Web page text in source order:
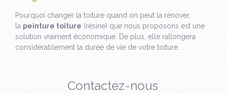
Pourquoi changer la toiture quand on peut la rénover,
la peinture toiture (résine) que nous proposons est une
solution vraiment économique. De plus, elle rallongera
considérablement la durée de vie de votre toiture.
Contactez-nous